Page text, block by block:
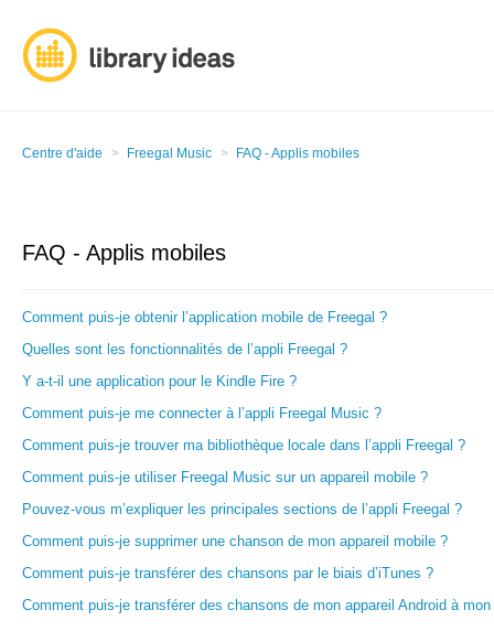
Centre d'aide Freegal Music FAQ - Applis mobiles
FAQ - Applis mobiles
Comment puis-je obtenir l’application mobile de Freegal ?
Quelles sont les fonctionnalités de l’appli Freegal ?
Y a-t-il une application pour le Kindle Fire ?
Comment puis-je me connecter à l’appli Freegal Music ?
Comment puis-je trouver ma bibliothèque locale dans l’appli Freegal ?
Comment puis-je utiliser Freegal Music sur un appareil mobile ?
Pouvez-vous m’expliquer les principales sections de l’appli Freegal ?
Comment puis-je supprimer une chanson de mon appareil mobile ?
Comment puis-je transférer des chansons par le biais d’iTunes ?
Comment puis-je transférer des chansons de mon appareil Android à